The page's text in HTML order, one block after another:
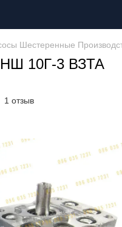
Шестеренные
НШ 10Г-3 ВЗТА
1 отзыв